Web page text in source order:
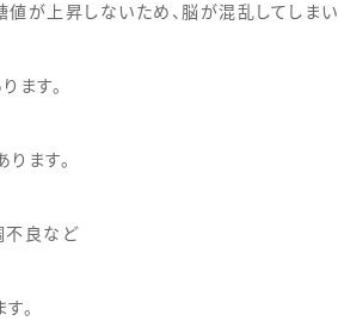
が上昇しないため、脳が混乱してしまい
ます。
ます。
不良など
。